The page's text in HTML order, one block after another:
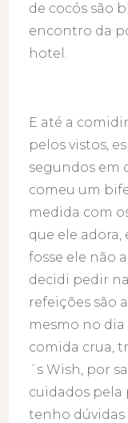
de cocós são
encontro da
hotel.
E até a
pelos vistos,
segundos em
comeu um
medida com
que ele
fosse ele não
decidi pedir
refeições são
mesmo no dia
comida crua,
´s Wish, por
cuidados pela
tenho dúvidas